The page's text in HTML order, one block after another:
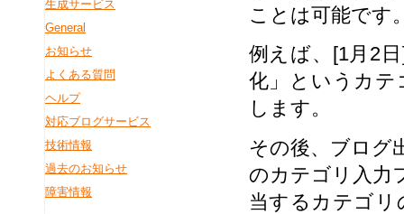
ことは可能です
例えば、[1月2
化」というカテ
します。
その後、ブログ
のカテゴリ入力
当するカテゴリ
生成サービス
General
お知らせ
よくある質問
ヘルプ
対応ブログサービス
技術情報
過去のお知らせ
障害情報